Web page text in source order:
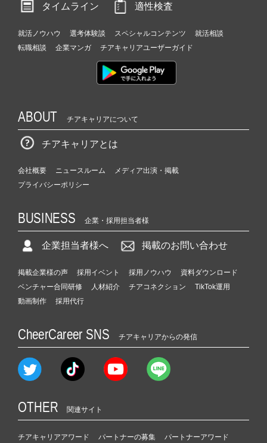
タイムライン
適性検査
就活ノウハウ 選考体験談 スペシャルコンテンツ
就活相談
転職相談
企業マンガ チアキャリアユーザーガイド
ABOUT チアキャリアについて
チアキャリアとは
会社概要 ニュースルーム
メディア出演・掲載
プライバシーポリシー
BUSINESS 企業・採用担当者様
企業担当者様へ 掲載のお問い合わせ
掲載企業様の声 採用イベント 採用ノウハウ
資料ダウンロード
ベンチャー合同研修
人材紹介 チアコネクション
TikTok運用
動画制作
採用代行
CheerCareer SNS チアキャリアからの発信
OTHER 関連サイト
チアキャリアアワード パートナーの募集 パートナーアワード